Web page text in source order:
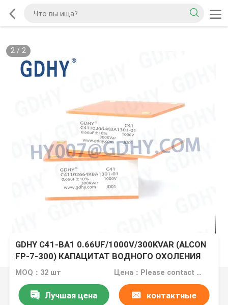
2/ 2
GDHY C41-BA1 0.66UF/1000V/300KVAR (ALCON
FP-7-300) КАПАЦИТАТ ВОДНОГО ОХОЛЕНИЯ
MOQ：32 шт Цена：Please contact us for details.
Лучшая цена контактные